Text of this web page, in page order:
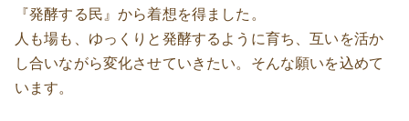
『発酵する民』から着想を得ました。
人も場も、ゆっくりと発酵するように育ち、互いを活か
し合いながら変化させていきたい。そんな願いを込めて
います。